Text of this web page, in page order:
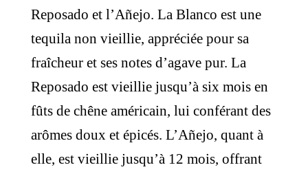
Reposado et l’Añejo. La Blanco est une
tequila non vieillie, appréciée pour sa
fraîcheur et ses notes d’agave pur. La
Reposado est vieillie jusqu’à six mois en
fûts de chêne américain, lui conférant des
arômes doux et épicés. L’Añejo, quant à
elle, est vieillie jusqu’à 12 mois, offrant